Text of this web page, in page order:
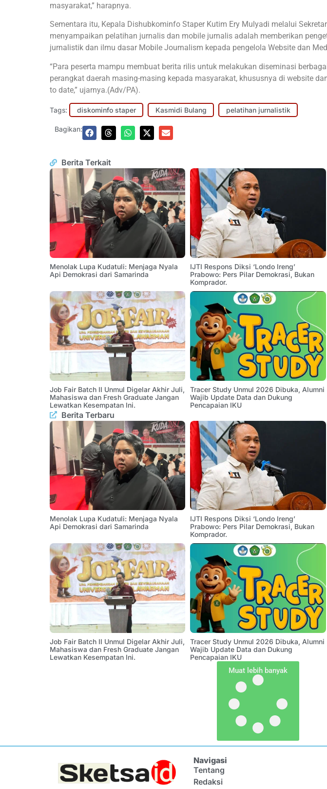
masyarakat,” harapnya.
Sementara itu, Kepala Dishubkominfo Staper Kutim Ery Mulyadi melalui
menyampaikan pelatihan jurnalis dan mobile jurnalis adalah memberikan
jurnalistik dan ilmu dasar Mobile Journalism kepada pengelola Website dan
“Para peserta mampu membuat berita rilis untuk melakukan diseminasi
perangkat daerah masing-masing kepada masyarakat, khususnya di website
to date,” ujarnya.(Adv/PA).
Tags: diskominfo staper Kasmidi Bulang pelatihan jurnalistik
Bagikan:
Berita Terkait
Menolak Lupa Kudatuli: Menjaga Nyala
Api Demokrasi dari Samarinda
IJTI Respons Diksi ‘Londo Ireng’
Prabowo: Pers Pilar Demokrasi, Bukan
Komprador.
Job Fair Batch II Unmul Digelar Akhir Juli,
Mahasiswa dan Fresh Graduate Jangan
Lewatkan Kesempatan Ini.
Tracer Study Unmul 2026 Dibuka, Alumni
Wajib Update Data dan Dukung
Pencapaian IKU
Berita Terbaru
Menolak Lupa Kudatuli: Menjaga Nyala
Api Demokrasi dari Samarinda
IJTI Respons Diksi ‘Londo Ireng’
Prabowo: Pers Pilar Demokrasi, Bukan
Komprador.
Job Fair Batch II Unmul Digelar Akhir Juli,
Mahasiswa dan Fresh Graduate Jangan
Lewatkan Kesempatan Ini.
Tracer Study Unmul 2026 Dibuka, Alumni
Wajib Update Data dan Dukung
Pencapaian IKU
Muat lebih banyak
Navigasi
Tentang
Redaksi